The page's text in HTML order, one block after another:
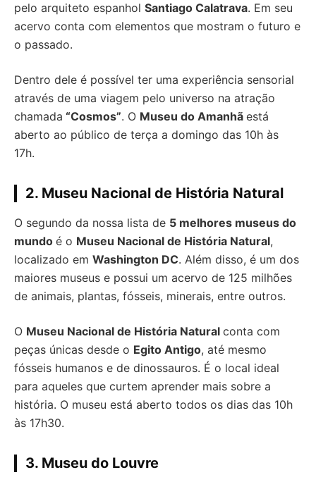
pelo arquiteto espanhol Santiago Calatrava. Em seu
acervo conta com elementos que mostram o futuro e
o passado.
Dentro dele é possível ter uma experiência sensorial
através de uma viagem pelo universo na atração
chamada “Cosmos”. O Museu do Amanhã está
aberto ao público de terça a domingo das 10h às
17h.
2. Museu Nacional de História Natural
O segundo da nossa lista de 5 melhores museus do
mundo é o Museu Nacional de História Natural,
localizado em Washington DC. Além disso, é um dos
maiores museus e possui um acervo de 125 milhões
de animais, plantas, fósseis, minerais, entre outros.
O Museu Nacional de História Natural conta com
peças únicas desde o Egito Antigo, até mesmo
fósseis humanos e de dinossauros. É o local ideal
para aqueles que curtem aprender mais sobre a
história. O museu está aberto todos os dias das 10h
às 17h30.
3. Museu do Louvre